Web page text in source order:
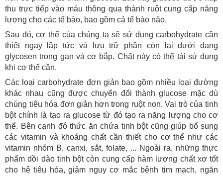
thu trực tiếp vào máu thông qua thành ruột cung cấp năng
lượng cho các tế bào, bao gồm cả tế bào não.
Sau đó, cơ thể của chúng ta sẽ sử dụng carbohydrate cần
thiết ngay lập tức và lưu trữ phần còn lại dưới dạng
glycosen trong gan và cơ bắp. Chất này có thể tái sử dụng
khi cơ thể cần.
Các loại carbohydrate đơn giản bao gồm nhiều loại đường
khác nhau cũng được chuyển đổi thành glucose mặc dù
chúng tiêu hóa đơn giản hơn trong ruột non. Vai trò của tinh
bột chính là tạo ra glucose từ đó tạo ra năng lượng cho cơ
thể. Bên cạnh đó thức ăn chứa tinh bột cũng giúp bổ sung
các vitamin và khoáng chất cần thiết cho cơ thể như các
vitamin nhóm B, canxi, sắt, folate, ... Ngoài ra, những thực
phẩm dồi dào tinh bột còn cung cấp hàm lượng chất xơ tốt
cho hệ tiêu hóa, giảm nguy cơ mắc bệnh tim mạch, ngăn